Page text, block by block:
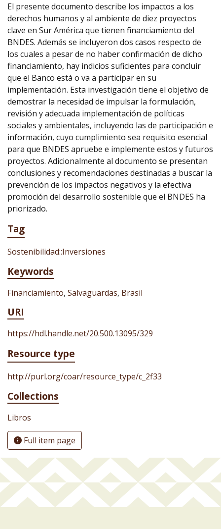
El presente documento describe los impactos a los
derechos humanos y al ambiente de diez proyectos
clave en Sur América que tienen financiamiento del
BNDES. Además se incluyeron dos casos respecto de
los cuales a pesar de no haber confirmación de dicho
financiamiento, hay indicios suficientes para concluir
que el Banco está o va a participar en su
implementación. Esta investigación tiene el objetivo de
demostrar la necesidad de impulsar la formulación,
revisión y adecuada implementación de políticas
sociales y ambientales, incluyendo las de participación e
información, cuyo cumplimiento sea requisito esencial
para que BNDES apruebe e implemente estos y futuros
proyectos. Adicionalmente al documento se presentan
conclusiones y recomendaciones destinadas a buscar la
prevención de los impactos negativos y la efectiva
promoción del desarrollo sostenible que el BNDES ha
priorizado.
Tag
Sostenibilidad::Inversiones
Keywords
Financiamiento, Salvaguardas, Brasil
URI
https://hdl.handle.net/20.500.13095/329
Resource type
http://purl.org/coar/resource_type/c_2f33
Collections
Libros
Full item page